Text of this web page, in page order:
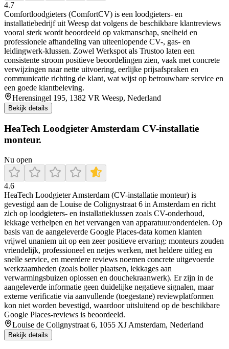
4.7
Comfortloodgieters (ComfortCV) is een loodgieters- en
installatiebedrijf uit Weesp dat volgens de beschikbare klantreviews
vooral sterk wordt beoordeeld op vakmanschap, snelheid en
professionele afhandeling van uiteenlopende CV-, gas- en
leidingwerk-klussen. Zowel Werkspot als Trustoo laten een
consistente stroom positieve beoordelingen zien, vaak met concrete
verwijzingen naar nette uitvoering, eerlijke prijsafspraken en
communicatie richting de klant, wat wijst op betrouwbare service en
een goede klantbeleving.
Herensingel 195, 1382 VR Weesp, Nederland
Bekijk details
HeaTech Loodgieter Amsterdam CV-installatie
monteur.
Nu open
4.6
HeaTech Loodgieter Amsterdam (CV-installatie monteur) is
gevestigd aan de Louise de Colignystraat 6 in Amsterdam en richt
zich op loodgieters- en installatieklussen zoals CV-onderhoud,
lekkage verhelpen en het vervangen van apparatuur/onderdelen. Op
basis van de aangeleverde Google Places-data komen klanten
vrijwel unaniem uit op een zeer positieve ervaring: monteurs zouden
vriendelijk, professioneel en netjes werken, met heldere uitleg en
snelle service, en meerdere reviews noemen concrete uitgevoerde
werkzaamheden (zoals boiler plaatsen, lekkages aan
verwarmingsbuizen oplossen en douchekraanwerk). Er zijn in de
aangeleverde informatie geen duidelijke negatieve signalen, maar
externe verificatie via aanvullende (toegestane) reviewplatformen
kon niet worden bevestigd, waardoor uitsluitend op de beschikbare
Google Places-reviews is beoordeeld.
Louise de Colignystraat 6, 1055 XJ Amsterdam, Nederland
Bekijk details